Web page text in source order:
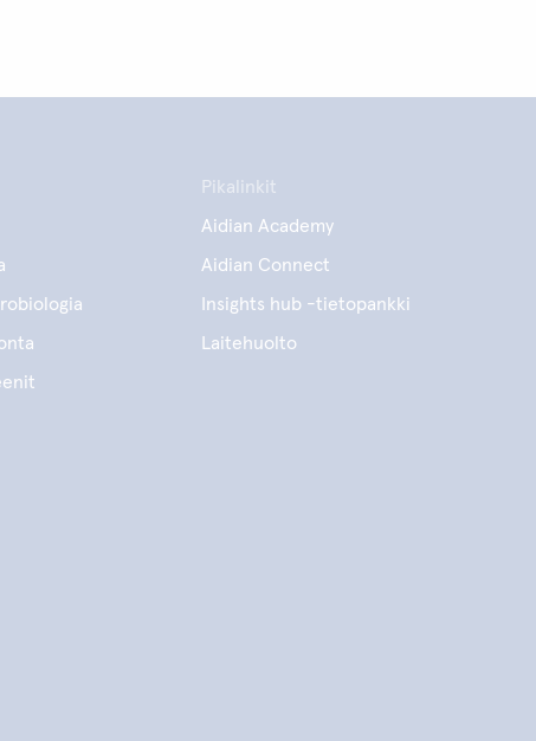
Pikalinkit
Aidian Academy
Aidian Connect
Insights hub -tietopankki
Laitehuolto